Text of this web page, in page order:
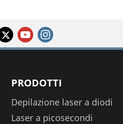
PRODOTTI
Depilazione laser a diodi
Laser a picosecondi